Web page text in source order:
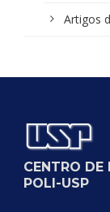
Artigos
CENTRO
POLI-USP